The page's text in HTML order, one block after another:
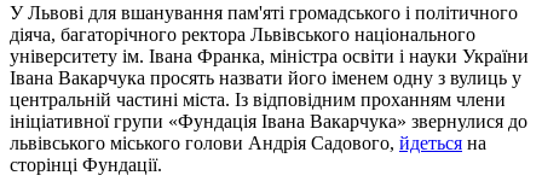
У Львові для вшанування пам'яті громадського і політичного
діяча, багаторічного ректора Львівського національного
університету ім. Івана Франка, міністра освіти і науки України
Івана Вакарчука просять назвати його іменем одну з вулиць у
центральній частині міста. Із відповідним проханням члени
ініціативної групи «Фундація Івана Вакарчука» звернулися до
львівського міського голови Андрія Садового, йдеться на
сторінці Фундації.